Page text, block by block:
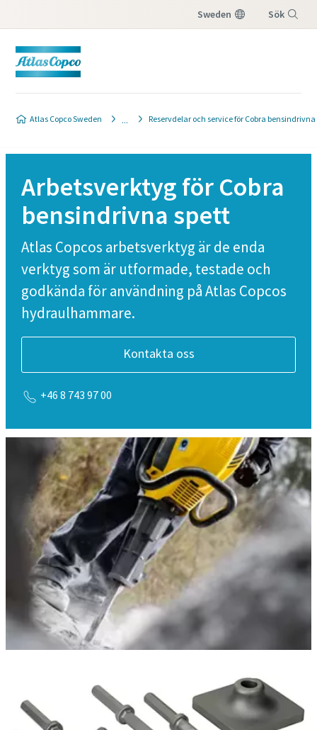
Sweden Sök
Atlas Copco Sweden Reservdelar och service för Cobra
Arbetsverktyg för Cobra
bensindrivna spett
Atlas Copcos arbetsverktyg är de enda
verktyg som är utformade, testade och
godkända för användning på Atlas Copcos
hydraulhammare.
Kontakta oss
+46 8 743 97 00
Serviceerbjudande för Cobra bensindrivna spett